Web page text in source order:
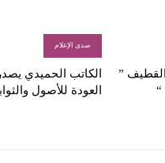
”
“
صدى الإعلام
الكاتب الحميدي
العودة للأصول